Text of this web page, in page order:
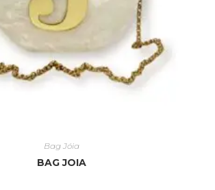
Bag Jóia
BAG JOIA